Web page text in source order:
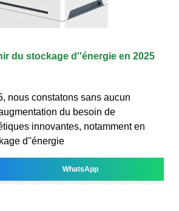
du stockage d''énergie en 2025
nous constatons sans aucun
du besoin de
innovantes, notamment en
d''énergie
WhatsApp